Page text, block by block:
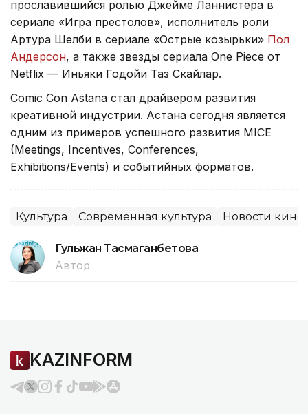
прославившийся ролью Джейме Ланнистера в
сериале «Игра престолов», исполнитель роли
Артура Шелби в сериале «Острые козырьки» Пол
Андерсон, а также звезды сериала One Piece от
Netflix — Иньяки Годойи Таз Скайлар.
Comic Con Astana стал драйвером развития
креативной индустрии. Астана сегодня является
одним из примеров успешного развития MICE
(Meetings, Incentives, Conferences,
Exhibitions/Events) и событийных форматов.
Культура Современная культура Новости кино
Гульжан Тасмаганбетова
Автор
KAZINFORM